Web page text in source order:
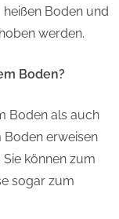
Boden und
werden.
Boden?
Boden als auch
Boden erweisen
können zum
sogar zum